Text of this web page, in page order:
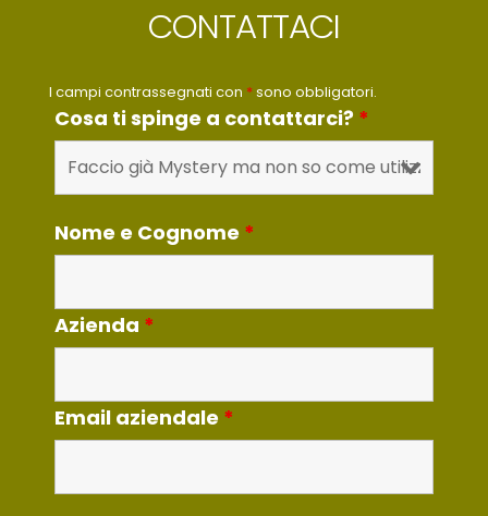
CONTATTACI
I campi contrassegnati con *sono obbligatori.
Cosa ti spinge a contattarci? *
Nome e Cognome *
Azienda *
Email aziendale *